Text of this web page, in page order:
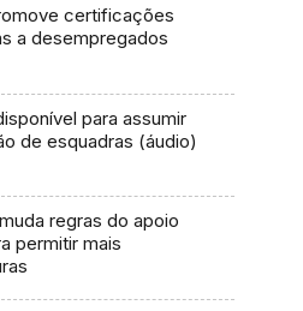
certificações
a desempregados
para assumir
de esquadras (áudio)
regras do apoio
permitir mais